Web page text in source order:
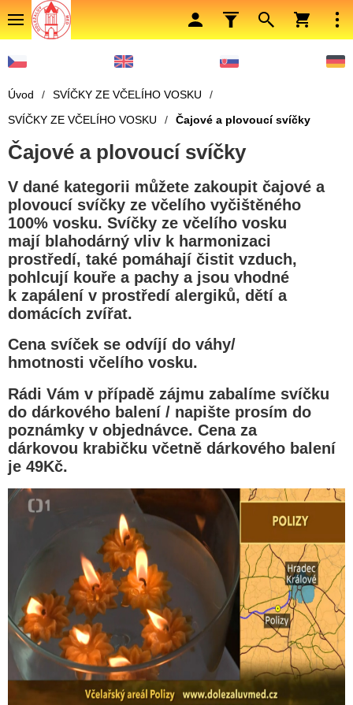
Úvod / SVÍČKY ZE VČELÍHO VOSKU
/
SVÍČKY ZE VČELÍHO VOSKU
/ Čajové a plovoucí svíčky
Čajové a plovoucí svíčky
V dané kategorii můžete zakoupit čajové a
plovoucí svíčky ze včelího vyčištěného
100% vosku. Svíčky ze včelího vosku
mají blahodárný vliv k harmonizaci
prostředí, také pomáhají čistit vzduch,
pohlcují kouře a pachy a jsou vhodné
k zapálení v prostředí alergiků, dětí a
domácích zvířat.
Cena svíček se odvíjí do váhy/
hmotnosti včelího vosku.
Rádi Vám v případě zájmu zabalíme svíčku
do dárkového balení / napište prosím do
poznámky v objednávce. Cena za
dárkovou krabičku včetně dárkového balení
je 49Kč.